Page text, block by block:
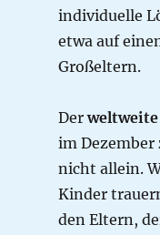
individuelle
etwa auf
Großeltern.
Derweltweite
im
nicht allein.
Kinder
den Eltern,